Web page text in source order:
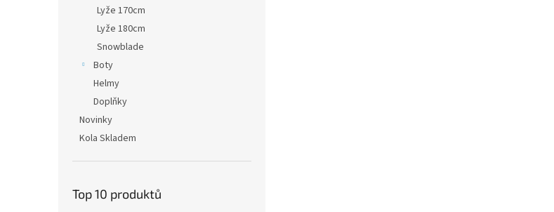
Lyže 170cm
Lyže 180cm
Snowblade
Boty
Helmy
Doplňky
Novinky
Kola Skladem
Top 10 produktů